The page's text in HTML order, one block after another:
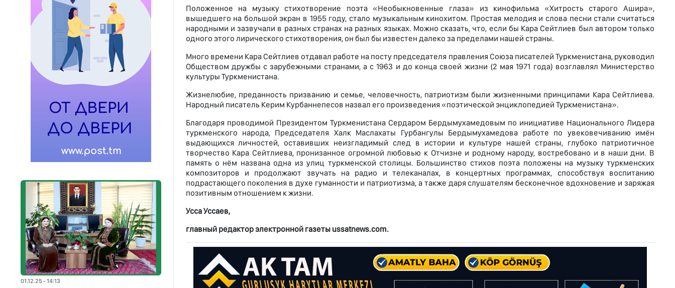
Положенное на музыку стихотворение поэта «Необыкновенные глаза» из кинофильма «Хитрость старого Ашира»,
вышедшего на большой экран в 1955 году, стало музыкальным кинохитом. Простая мелодия и слова песни стали считаться
народными и зазвучали в разных странах на разных языках. Можно сказать, что, если бы Кара Сейтлиев был автором только
одного этого лирического стихотворения, он был бы известен далеко за пределами нашей страны.
Много времени Кара Сейтлиев отдавал работе на посту председателя правления Союза писателей Туркменистана, руководил
Обществом дружбы с зарубежными странами, а с 1963 и до конца своей жизни (2 мая 1971 года) возглавлял Министерство
культуры Туркменистана.
Жизнелюбие, преданность призванию и семье, человечность, патриотизм были жизненными принципами Кара Сейтлиева.
Народный писатель Керим Курбаннепесов назвал его произведения «поэтической энциклопедией Туркменистана».
Благодаря проводимой Президентом Туркменистана Сердаром Бердымухамедовым по инициативе Национального Лидера
туркменского народа, Председателя Халк Маслахаты Гурбангулы Бердымухамедова работе по увековечиванию имён
выдающихся личностей, оставивших неизгладимый след в истории и культуре нашей страны, глубоко патриотичное
творчество Кара Сейтлиева, пронизанное огромной любовью к Отчизне и родному народу, востребовано и в наши дни. В
память о нём названа одна из улиц туркменской столицы. Большинство стихов поэта положены на музыку туркменских
композиторов и продолжают звучать на радио и телеканалах, в концертных программах, способствуя воспитанию
подрастающего поколения в духе гуманности и патриотизма, а также даря слушателям бесконечное вдохновение и заряжая
позитивным отношением к жизни.
Усса Уссаев,
главный редактор электронной газеты ussatnews.com.
01.12.25 - 14:13